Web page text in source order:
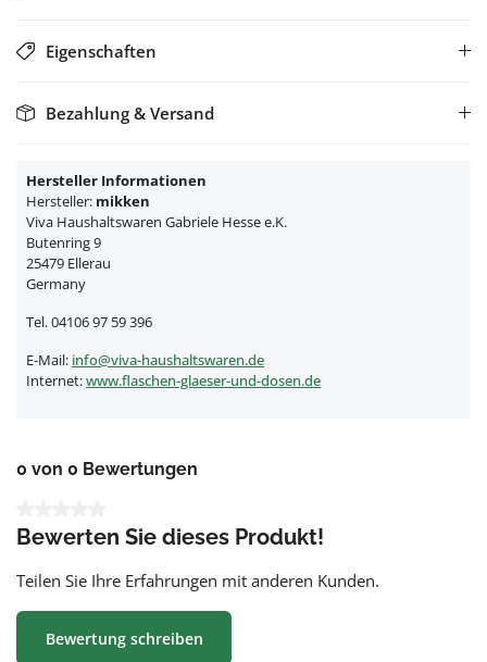
Eigenschaften
Bezahlung & Versand
Hersteller Informationen
Hersteller: mikken
Viva Haushaltswaren Gabriele Hesse e.K.
Butenring 9
25479 Ellerau
Germany
Tel. 04106 97 59 396
E-Mail: info@viva-haushaltswaren.de
Internet:www.flaschen-glaeser-und-dosen.de
0 von 0 Bewertungen
Bewerten Sie dieses Produkt!
Teilen Sie Ihre Erfahrungen mit anderen Kunden.
Bewertung schreiben